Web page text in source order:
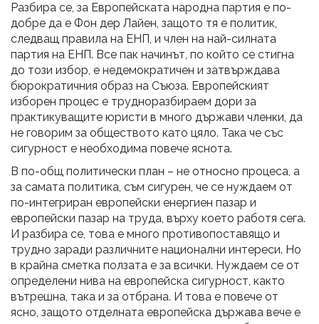
Разбира се, за Европейската народна партия е по-
добре да е Фон дер Лайен, защото тя е политик,
следващ правила на ЕНП, и член на най-силната
партия на ЕНП. Все пак начинът, по който се стигна
до този избор, е недемократичен и затвърждава
бюрократичния образ на Съюза. Европейският
изборен процес е трудноразбираем дори за
практикуващите юристи в много държави членки, да
не говорим за обществото като цяло. Така че със
сигурност е необходима повече яснота.
В по-общ политически план – не относно процеса, а
за самата политика, съм сигурен, че се нуждаем от
по-интегриран европейски енергиен пазар и
европейски пазар на труда, върху което работя сега.
И разбира се, това е много противопоставящо и
трудно заради различните национални интереси. Но
в крайна сметка ползата е за всички. Нуждаем се от
определени нива на европейска сигурност, както
вътрешна, така и за отбрана. И това е повече от
ясно, защото отделната европейска държава вече е